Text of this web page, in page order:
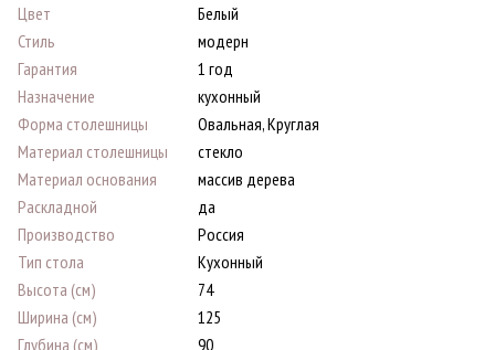
Цвет
Белый
Стиль
модерн
Гарантия
1 год
Назначение
кухонный
Форма столешницы
Овальная, Круглая
Материал столешницы
стекло
Материал основания
массив дерева
Раскладной
да
Производство
Россия
Тип стола
Кухонный
Высота (см)
74
Ширина (см)
125
Глубина (см)
90